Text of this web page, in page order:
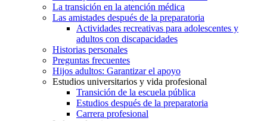
La transición en la atención médica
Las amistades después de la preparatoria
Actividades recreativas para adolescentes y
adultos con discapacidades
Historias personales
Preguntas frecuentes
Hijos adultos: Garantizar el apoyo
Estudios universitarios y vida profesional
Transición de la escuela pública
Estudios después de la preparatoria
Carrera profesional